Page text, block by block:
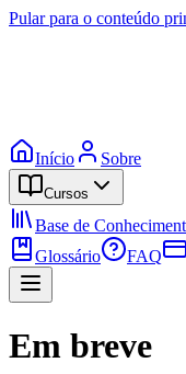
Pular para o conteúdo
Início Sobre
Cursos
Base de
Glossário
FAQ
Em breve